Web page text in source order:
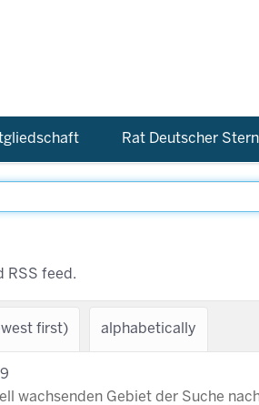
Rat Deutscher
RSS feed.
first) alphabetically
wachsenden Gebiet der Suche